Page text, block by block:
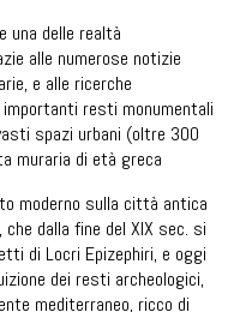
una delle realtà
alle numerose notizie
e alle ricerche
importanti resti monumentali
spazi urbani (oltre 300
muraria di età greca
moderno sulla città antica
dalla fine del XIX sec. si
di Locri Epizephiri, e oggi
dei resti archeologici,
mediterraneo, ricco di